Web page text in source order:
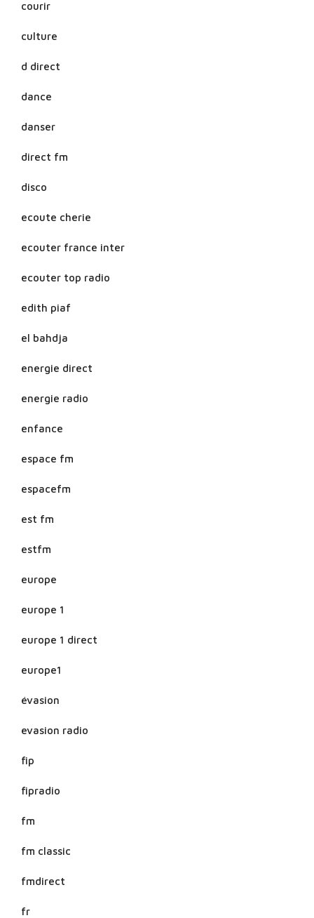
courir
culture
d direct
dance
danser
direct fm
disco
ecoute cherie
ecouter france inter
ecouter top radio
edith piaf
el bahdja
energie direct
energie radio
enfance
espace fm
espacefm
est fm
estfm
europe
europe 1
europe 1 direct
europe1
évasion
evasion radio
fip
fipradio
fm
fm classic
fmdirect
fr